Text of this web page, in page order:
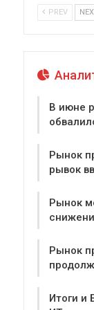
PREV
В июне
Рынок
рывок
Рынок
Рынок
Итоги и